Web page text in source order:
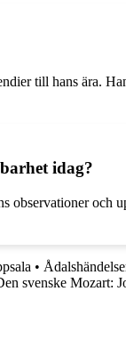
till hans ära.
idag?
observationer och
•
svenske Mozart: